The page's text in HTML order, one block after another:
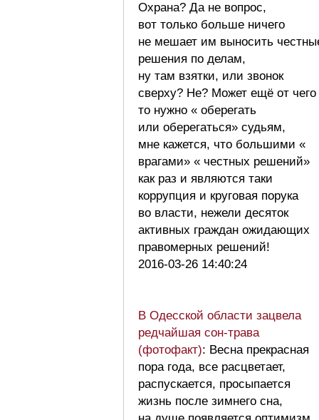
Охрана? Да не вопрос,
вот только больше ничего
не мешает им выносить
решения по делам,
ну там взятки, или звонок
сверху? Не? Может ещё от чего
то нужно « оберегать
или оберегаться» судьям,
мне кажется, что большими «
врагами» « честных решений»
как раз и являются таки
коррупция и круговая порука
во власти, нежели десяток
активных граждан ожидающих
правомерных решений!
2016-03-26 14:40:24
В Одесской области зацвела
редчайшая сон-трава
(фотофакт): Весна прекрасная
пора года, все расцветает,
распускается, просыпается
жизнь после зимнего сна,